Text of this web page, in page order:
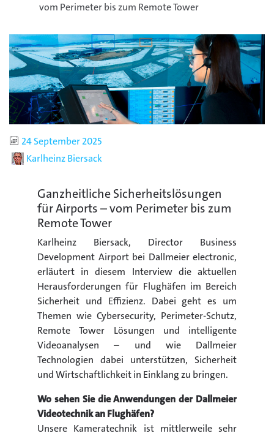
vom Perimeter bis zum Remote Tower
Publiziert
24 September 2025
AutorKarlheinz Biersack
Ganzheitliche Sicherheitslösungen
für Airports – vom Perimeter bis zum
Remote Tower
Karlheinz Biersack, Director Business
Development Airport bei Dallmeier electronic,
erläutert in diesem Interview die aktuellen
Herausforderungen für Flughäfen im Bereich
Sicherheit und Effizienz. Dabei geht es um
Themen wie Cybersecurity, Perimeter-Schutz,
Remote Tower Lösungen und intelligente
Videoanalysen – und wie Dallmeier
Technologien dabei unterstützen, Sicherheit
und Wirtschaftlichkeit in Einklang zu bringen.
Wo sehen Sie die Anwendungen der Dallmeier
Videotechnik an Flughäfen?
Unsere Kameratechnik ist mittlerweile sehr